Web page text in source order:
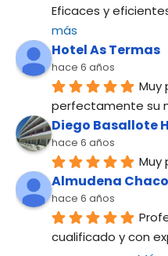
Eficaces y
más
Hotel As Termas
hace 6 años
Muy
perfectamente su
Diego Basallote
hace 6 años
Muy
Almudena
hace 6 años
cualificado y con